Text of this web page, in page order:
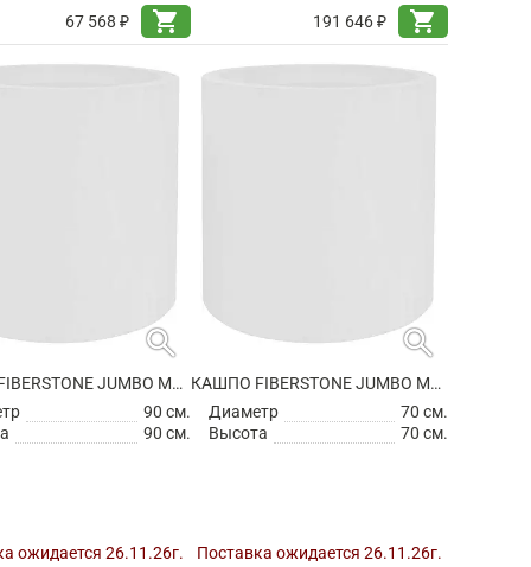
67 568 ₽
shopping_cart
191 646 ₽
shopping_cart
search
КАШПО FIBERSTONE JUMBO MAX L GLOSSY WHITE
90 см.
90 см.
ожидается 26.11.26г.
search
КАШПО FIBERSTONE JUMBO MAX M GLOSSY WHITE
Диаметр
70 см.
Высота
70 см.
Поставка ожидается 26.11.26г.